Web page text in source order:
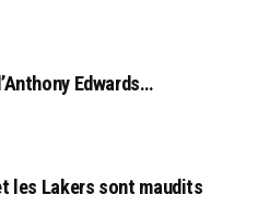
Edwards…
les Lakers sont maudits